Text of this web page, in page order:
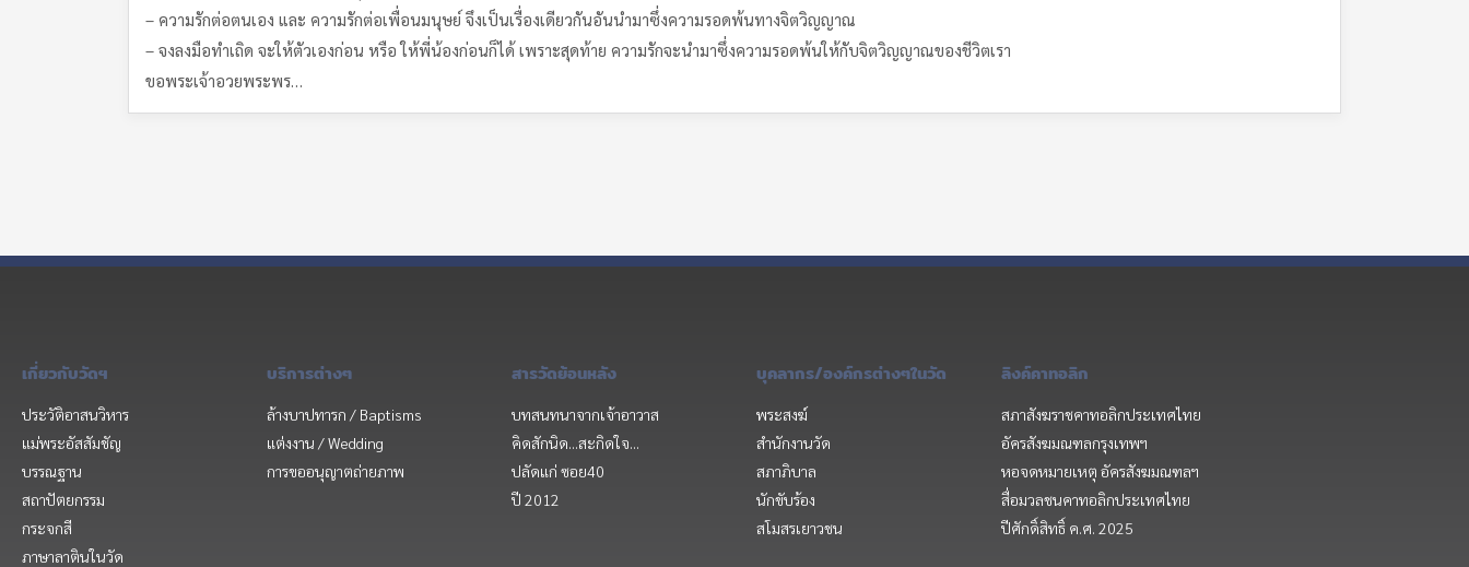
– ความรักต่อตนเอง และ ความรักต่อเพื่อนมนุษย์ จึงเป็นเรื่องเดียวกันอันนำมาซึ่งความรอดพ้นทางจิตวิญญาณ
– จงลงมือทำเถิด จะให้ตัวเองก่อน หรือ ให้พี่น้องก่อนก็ได้ เพราะสุดท้าย ความรักจะนำมาซึ่งความรอดพ้นให้กับจิตวิญญาณของชีวิตเรา
ขอพระเจ้าอวยพระพร…
เกี่ยวกับวัดฯ
ประวัติอาสนวิหาร
แม่พระอัสสัมชัญ
บรรณฐาน
สถาปัตยกรรม
กระจกสี
ภาษาลาตินในวัด
บริการต่างๆ
ล้างบาปทารก / Baptisms
แต่งงาน / Wedding
การขออนุญาตถ่ายภาพ
สารวัดย้อนหลัง
บทสนทนาจากเจ้าอาวาส
คิดสักนิด...สะกิดใจ...
ปลัดแก่ ซอย40
ปี 2012
บุคลากร/องค์กรต่างๆในวัด
พระสงฆ์
สำนักงานวัด
สภาภิบาล
นักขับร้อง
สโมสรเยาวชน
ลิงค์คาทอลิก
สภาสังฆราชคาทอลิกประเทศไทย
อัครสังฆมณฑลกรุงเทพฯ
หอจดหมายเหตุ อัครสังฆมณฑลฯ
สื่อมวลชนคาทอลิกประเทศไทย
ปีศักดิ์สิทธิ์ ค.ศ. 2025